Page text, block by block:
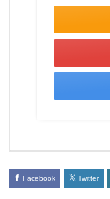
ー
ル
で
Facebook Twitter